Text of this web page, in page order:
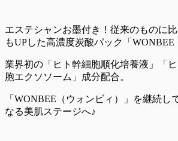
エステシャンお墨付き！従来のものに
もUPした高濃度炭酸パック「WONBEE
業界初の「ヒト幹細胞順化培養液」「
胞エクソソーム」成分配合。
「WONBEE（ウォンビィ）」を継続し
なる美肌ステージへ♪